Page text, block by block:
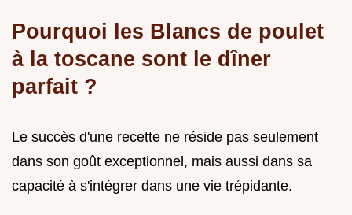
Pourquoi les Blancs de poulet
à la toscane sont le dîner
parfait ?
Le succès d'une recette ne réside pas seulement
dans son goût exceptionnel, mais aussi dans sa
capacité à s'intégrer dans une vie trépidante.